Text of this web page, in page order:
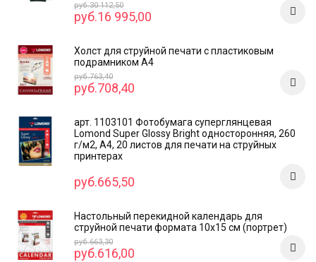
руб.30 112,50
руб.16 995,00
Холст для струйной печати с пластиковым
подрамником А4
руб.763,40
руб.708,40
арт. 1103101 Фотобумага суперглянцевая
Lomond Super Glossy Bright односторонняя, 260
г/м2, А4, 20 листов для печати на струйных
принтерах
руб.665,50
Настольный перекидной календарь для
струйной печати формата 10x15 см (портрет)
руб.663,30
руб.616,00